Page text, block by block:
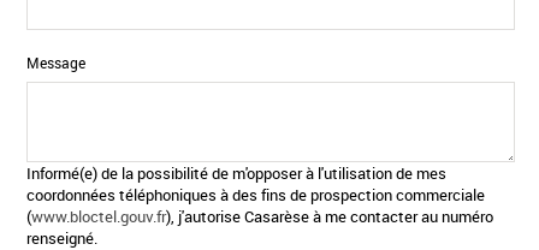
Message
Informé(e) de la possibilité de m'opposer à l'utilisation de mes
coordonnées téléphoniques à des fins de prospection commerciale
(www.bloctel.gouv.fr), j'autorise Casarèse à me contacter au numéro
renseigné.